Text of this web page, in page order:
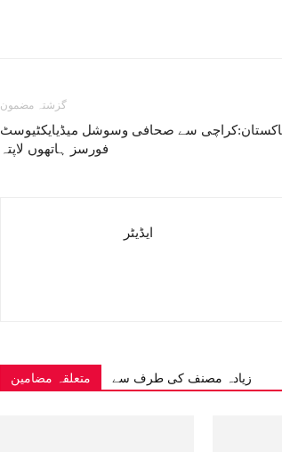
گزشتہ مضمون
سے صحافی وسوشل میڈیایکٹیوسٹ
فورسز ہاتھوں لاپتہ
ایڈیٹر
متعلقہ مضامین زیادہ مصنف کی طرف سے